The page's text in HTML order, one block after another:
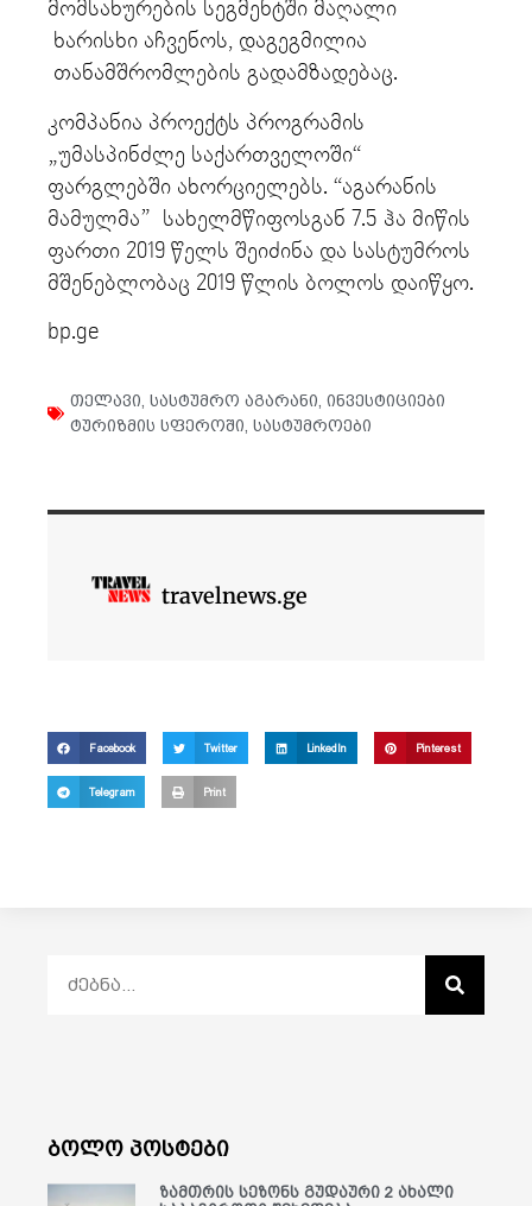
მომსახურების სეგმენტში მაღალი
ხარისხი აჩვენოს, დაგეგმილია
თანამშრომლების გადამზადებაც.
კომპანია პროექტს პროგრამის
„უმასპინძლე საქართველოში“
ფარგლებში ახორციელებს. “აგარანის
მამულმა” სახელმწიფოსგან 7.5 ჰა მიწის
ფართი 2019 წელს შეიძინა და სასტუმროს
მშენებლობაც 2019 წლის ბოლოს დაიწყო.
bp.ge
თელავი, სასტუმრო აგარანი, ინვესტიციები
ტურიზმის სფეროში, სასტუმროები
travelnews.ge
Facebook Twitter LinkedIn Pinterest
Telegram Print
ბოლო პოსტები
ზამთრის სეზონს გუდაური 2 ახალი